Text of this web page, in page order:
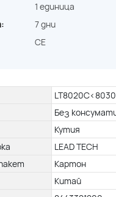
1 единица
7 дни
CE
Без
Кутия
LEAD TECH
Картон
Китай